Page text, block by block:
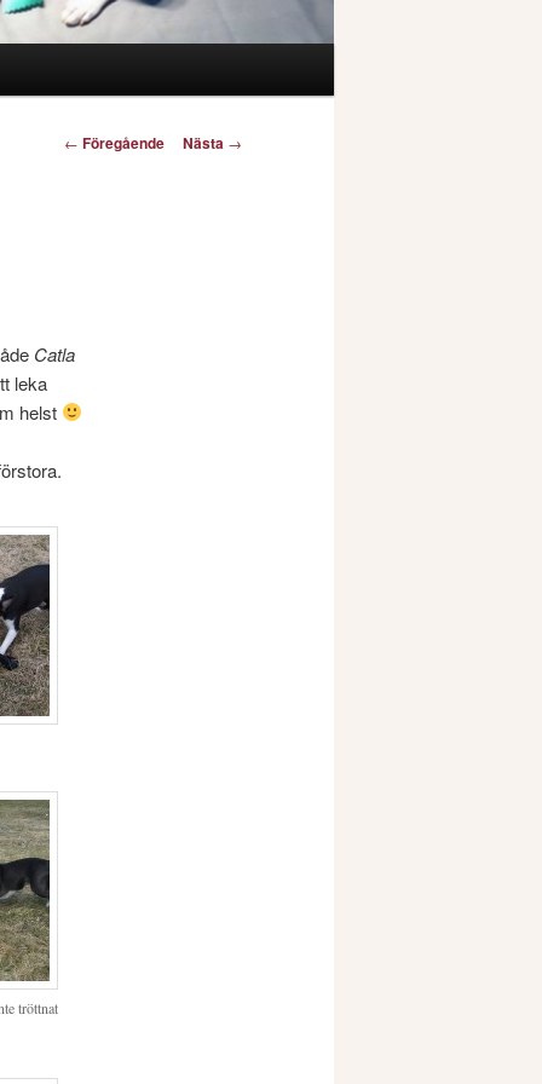
Inläggsnavigering
← Föregående Nästa →
Catla
leka
helst
tröttnat